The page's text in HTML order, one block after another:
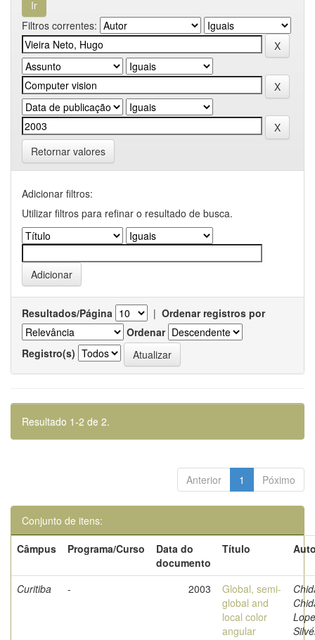
Filtros correntes:
Retornar valores
Adicionar filtros:
Utilizar filtros para refinar o resultado de busca.
Resultados/Página | Ordenar registros por
Ordenar
Registro(s)
Resultado 1-2 de 2.
Anterior 1 Póximo
Conjunto de itens:
Câmpus
Programa/Curso
Data do
documento
Título
Curitiba - 2003
Global, semi-
global and
local color
angular